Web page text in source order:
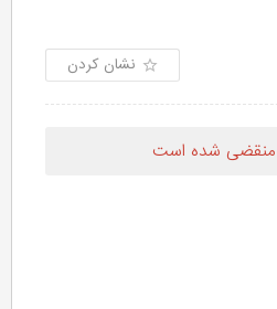
نشان کردن
منقضی شده است